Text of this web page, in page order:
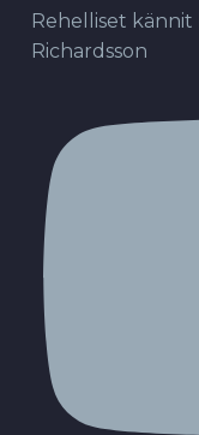
Rehelliset kännit
Richardsson